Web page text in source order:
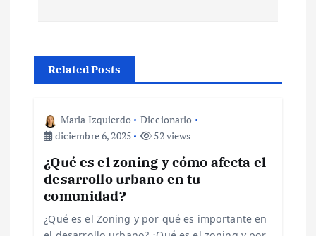
Related Posts
Maria Izquierdo
Diccionario
diciembre 6, 2025
52 views
¿Qué es el zoning y cómo afecta el
desarrollo urbano en tu
comunidad?
¿Qué es el Zoning y por qué es importante en